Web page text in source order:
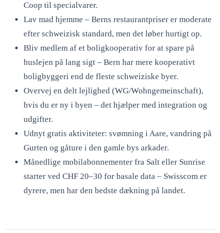
Coop til specialvarer.
Lav mad hjemme – Berns restaurantpriser er moderate
efter schweizisk standard, men det løber hurtigt op.
Bliv medlem af et boligkooperativ for at spare på
huslejen på lang sigt – Bern har mere kooperativt
boligbyggeri end de fleste schweiziske byer.
Overvej en delt lejlighed (WG/Wohngemeinschaft),
hvis du er ny i byen – det hjælper med integration og
udgifter.
Udnyt gratis aktiviteter: svømning i Aare, vandring på
Gurten og gåture i den gamle bys arkader.
Månedlige mobilabonnementer fra Salt eller Sunrise
starter ved CHF 20–30 for basale data – Swisscom er
dyrere, men har den bedste dækning på landet.